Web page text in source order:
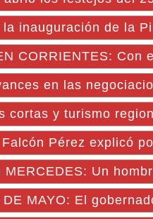
inauguración de la
CORRIENTES:
en las
cortas y turismo
Pérez explicó
MERCEDES: Un
DE MAYO: El